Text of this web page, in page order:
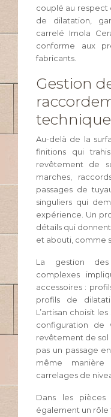
couplé au respect
de dilatation,
carrelé Imola
conforme aux
fabricants.
Gestion
Au-delà de la
finitions qui
revêtement de
marches,
passages de
singuliers qui
expérience. Un
détails qui
et abouti, comme
La gestion des
complexes
accessoires :
profils de
L’artisan choisit
configuration
revêtement de sol
pas un passage
même
carrelages de
Dans les pièces
également un